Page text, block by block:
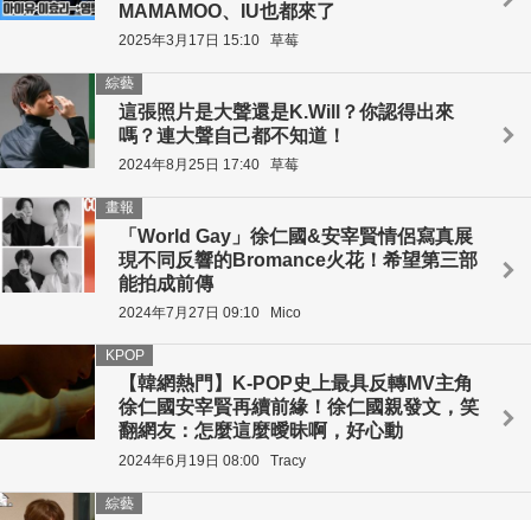
MAMAMOO、IU也都來了
2025年3月17日 15:10 草莓
這張照片是大聲還是K.Will？你認得出來
嗎？連大聲自己都不知道！
綜藝
2024年8月25日 17:40 草莓
「World Gay」徐仁國&安宰賢情侶寫真展
現不同反響的Bromance火花！希望第三部
能拍成前傳
畫報
2024年7月27日 09:10 Mico
【韓網熱門】K-POP史上最具反轉MV主角
徐仁國安宰賢再續前緣！徐仁國親發文，笑
翻網友：怎麼這麼曖昧啊，好心動
KPOP
2024年6月19日 08:00 Tracy
綜藝